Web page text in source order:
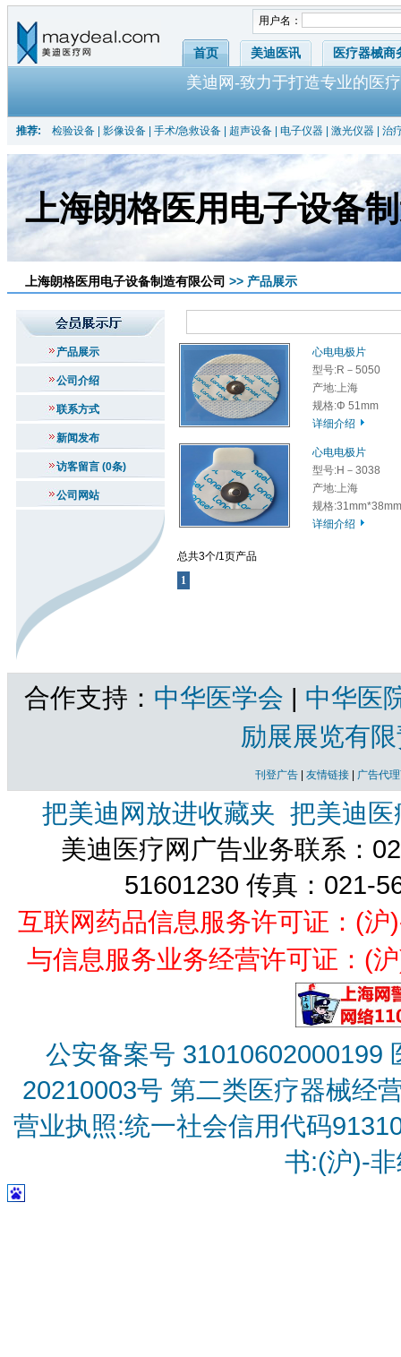
用户名：
首页 美迪医讯 医疗器械商
美迪网-致力于打造专业的医
推荐: 检验设备 影像设备 手术/急救设备 超声设备 电子仪器 激光仪器 治
上海朗格医用电子设备
上海朗格医用电子设备制造有限公司 >> 产品展示
产品展示
公司介绍
联系方式
新闻发布
访客留言 (0条)
公司网站
心电电极片
型号:R－5050
产地:上海
规格:Φ 51mm
详细介绍
心电电极片
型号:H－3038
产地:上海
规格:31mm*38mm
详细介绍
总共3个/1页产品
1
合作支持： 中华医学会 | 中华医
励展展览有
刊登广告 友情链接 广告代
把美迪网放进收藏夹 把美迪
美迪医疗网广告业务联系：
51601230 传真：021-
互联网药品信息服务许可证：(
与信息服务业务经营许可证：(
公安备案号 31010602000199
20210003号 第二类医疗器械经
营业执照:统一社会信用代码
书:(沪)-